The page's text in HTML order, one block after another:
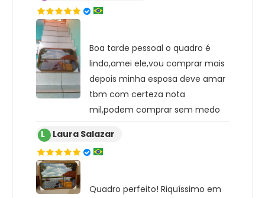
Boa tarde pessoal o quadro é
lindo,amei ele,vou comprar mais
depois minha esposa deve amar
tbm com certeza nota
mil,podem comprar sem medo
L Laura Salazar
Quadro perfeito! Riquíssimo em